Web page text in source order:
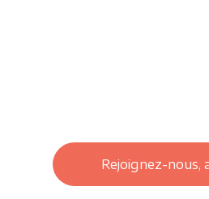
Rejoignez-nous,